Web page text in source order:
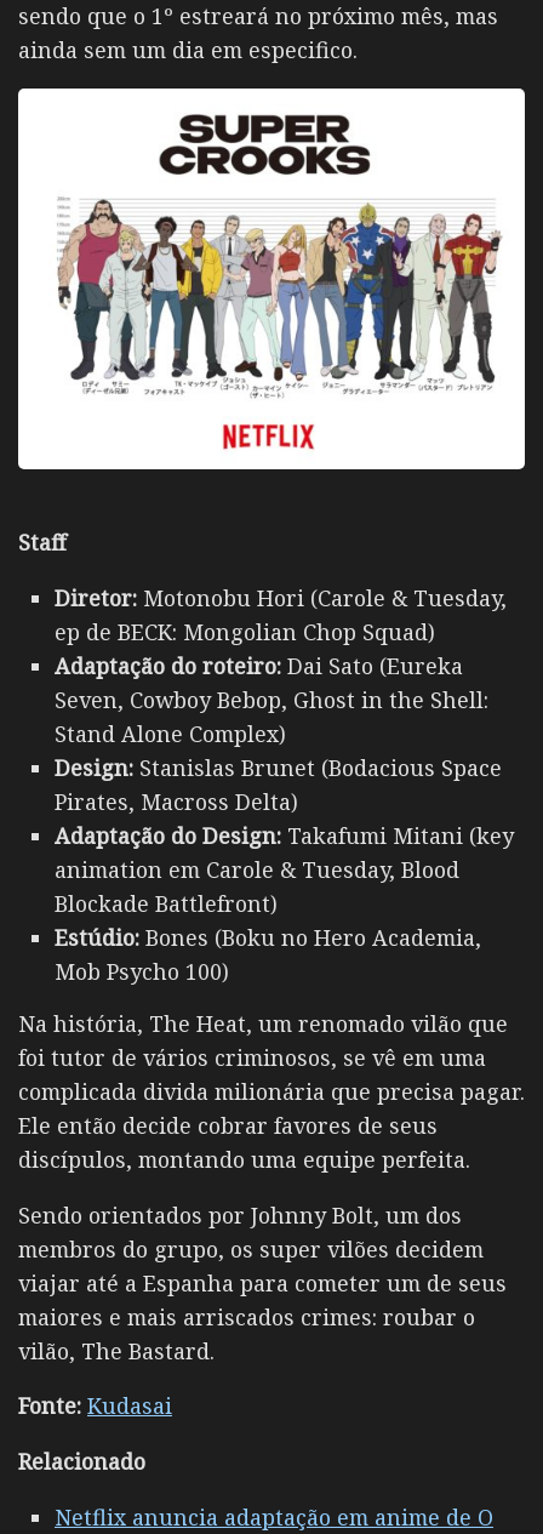
sendo que o 1º estreará no próximo mês, mas
ainda sem um dia em especifico.
Staff
Diretor: Motonobu Hori (Carole & Tuesday,
ep de BECK: Mongolian Chop Squad)
Adaptação do roteiro: Dai Sato (Eureka
Seven, Cowboy Bebop, Ghost in the Shell:
Stand Alone Complex)
Design: Stanislas Brunet (Bodacious Space
Pirates, Macross Delta)
Adaptação do Design: Takafumi Mitani (key
animation em Carole & Tuesday, Blood
Blockade Battlefront)
Estúdio: Bones (Boku no Hero Academia,
Mob Psycho 100)
Na história, The Heat, um renomado vilão que
foi tutor de vários criminosos, se vê em uma
complicada divida milionária que precisa pagar.
Ele então decide cobrar favores de seus
discípulos, montando uma equipe perfeita.
Sendo orientados por Johnny Bolt, um dos
membros do grupo, os super vilões decidem
viajar até a Espanha para cometer um de seus
maiores e mais arriscados crimes: roubar o
vilão, The Bastard.
Fonte: Kudasai
Relacionado
Netflix anuncia adaptação em anime de O